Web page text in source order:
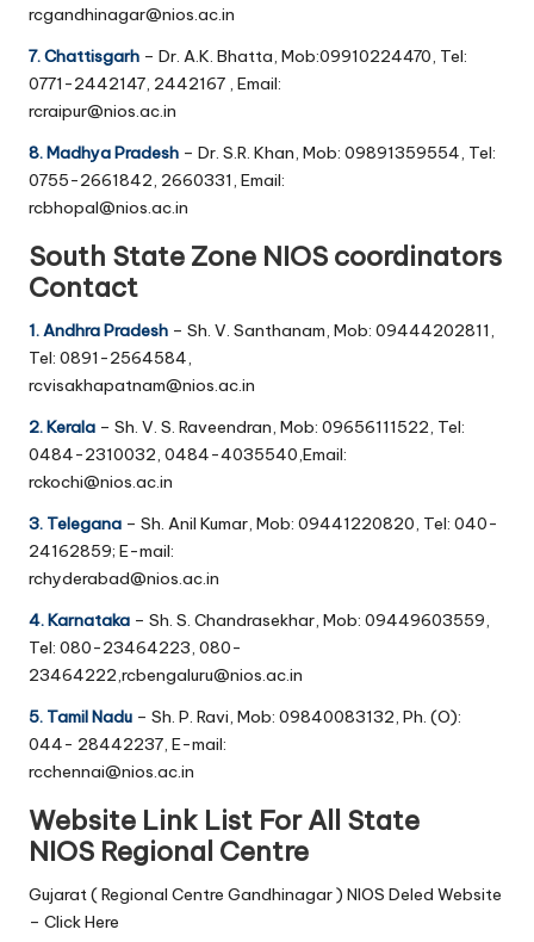
rcgandhinagar@nios.ac.in
7. Chattisgarh – Dr. A.K. Bhatta, Mob:09910224470, Tel:
0771-2442147, 2442167 , Email:
rcraipur@nios.ac.in
8. Madhya Pradesh – Dr. S.R. Khan, Mob: 09891359554, Tel:
0755-2661842, 2660331, Email:
rcbhopal@nios.ac.in
South State Zone NIOS coordinators
Contact
1. Andhra Pradesh – Sh. V. Santhanam, Mob: 09444202811,
Tel: 0891-2564584,
rcvisakhapatnam@nios.ac.in
2. Kerala – Sh. V. S. Raveendran, Mob: 09656111522, Tel:
0484-2310032, 0484-4035540,Email:
rckochi@nios.ac.in
3. Telegana – Sh. Anil Kumar, Mob: 09441220820, Tel: 040-
24162859; E-mail:
rchyderabad@nios.ac.in
4. Karnataka – Sh. S. Chandrasekhar, Mob: 09449603559,
Tel: 080-23464223, 080-
23464222,rcbengaluru@nios.ac.in
5. Tamil Nadu – Sh. P. Ravi, Mob: 09840083132, Ph. (O):
044- 28442237, E-mail:
rcchennai@nios.ac.in
Website Link List For All State
NIOS Regional Centre
Gujarat ( Regional Centre Gandhinagar ) NIOS Deled Website
– Click Here